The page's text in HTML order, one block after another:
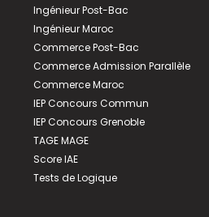
Ingénieur Post-Bac
Ingénieur Maroc
Commerce Post-Bac
Commerce Admission Parallèle
Commerce Maroc
IEP Concours Commun
IEP Concours Grenoble
TAGE MAGE
Score IAE
Tests de Logique